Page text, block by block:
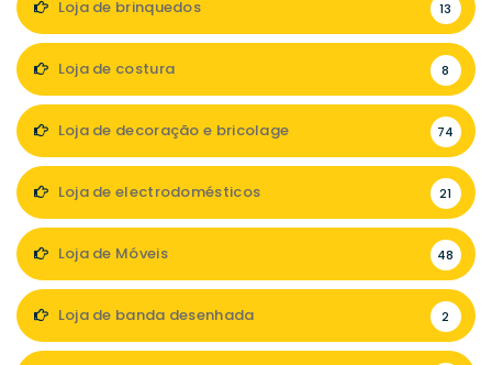
Loja de brinquedos 13
Loja de costura 8
Loja de decoração e bricolage 74
Loja de electrodomésticos 21
Loja de Móveis 48
Loja de banda desenhada 2